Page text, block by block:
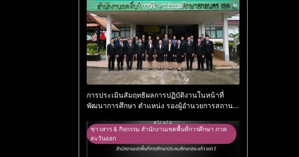
การประเมินสัมฤทธิผลการปฏิบัติงานในหน้าที่
พัฒนาการศึกษา ตำแหน่ง รองผู้อำนวยการสถาน
ข่าวสาร & กิจกรรม สำนักงานเขตพื้นที่การศึกษา ภาค
ตะวันออก